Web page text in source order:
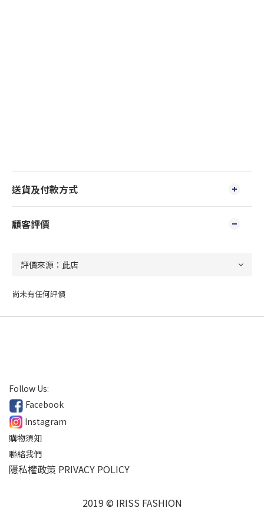
送貨及付款方式
顧客評價
尚未有任何評價
Follow Us:
Facebook
Instagram
購物須知
聯絡我們
隱私權政策 PRIVACY POLICY
2019 © IRISS FASHION